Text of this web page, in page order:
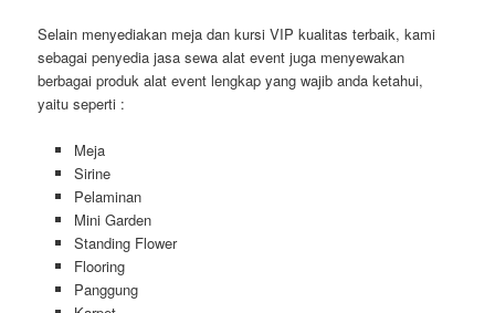
Selain menyediakan meja dan kursi VIP kualitas terbaik, kami
sebagai penyedia jasa sewa alat event juga menyewakan
berbagai produk alat event lengkap yang wajib anda ketahui,
yaitu seperti :
Meja
Sirine
Pelaminan
Mini Garden
Standing Flower
Flooring
Panggung